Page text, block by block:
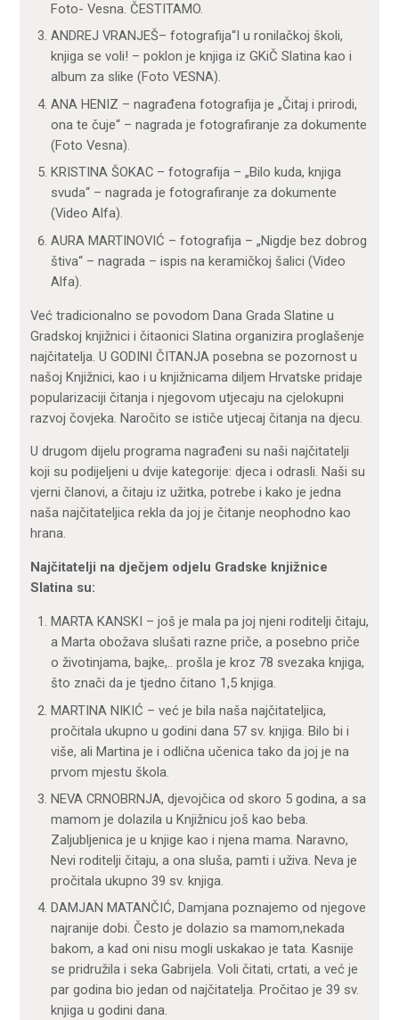
Foto- Vesna. ČESTITAMO.
ANDREJ VRANJEŠ– fotografija“I u ronilačkoj školi,
knjiga se voli! – poklon je knjiga iz GKiČ Slatina kao i
album za slike (Foto VESNA).
ANA HENIZ – nagrađena fotografija je „Čitaj i prirodi,
ona te čuje“ – nagrada je fotografiranje za dokumente
(Foto Vesna).
KRISTINA ŠOKAC – fotografija – „Bilo kuda, knjiga
svuda“ – nagrada je fotografiranje za dokumente
(Video Alfa).
AURA MARTINOVIĆ – fotografija – „Nigdje bez dobrog
štiva“ – nagrada – ispis na keramičkoj šalici (Video
Alfa).
Već tradicionalno se povodom Dana Grada Slatine u
Gradskoj knjižnici i čitaonici Slatina organizira proglašenje
najčitatelja. U GODINI ČITANJA posebna se pozornost u
našoj Knjižnici, kao i u knjižnicama diljem Hrvatske pridaje
popularizaciji čitanja i njegovom utjecaju na cjelokupni
razvoj čovjeka. Naročito se ističe utjecaj čitanja na djecu.
U drugom dijelu programa nagrađeni su naši najčitatelji
koji su podijeljeni u dvije kategorije: djeca i odrasli. Naši su
vjerni članovi, a čitaju iz užitka, potrebe i kako je jedna
naša najčitateljica rekla da joj je čitanje neophodno kao
hrana.
Najčitatelji na dječjem odjelu Gradske knjižnice
Slatina su:
MARTA KANSKI – još je mala pa joj njeni roditelji čitaju,
a Marta obožava slušati razne priče, a posebno priče
o životinjama, bajke,.. prošla je kroz 78 svezaka knjiga,
što znači da je tjedno čitano 1,5 knjiga.
MARTINA NIKIĆ – već je bila naša najčitateljica,
pročitala ukupno u godini dana 57 sv. knjiga. Bilo bi i
više, ali Martina je i odlična učenica tako da joj je na
prvom mjestu škola.
NEVA CRNOBRNJA, djevojčica od skoro 5 godina, a sa
mamom je dolazila u Knjižnicu još kao beba.
Zaljubljenica je u knjige kao i njena mama. Naravno,
Nevi roditelji čitaju, a ona sluša, pamti i uživa. Neva je
pročitala ukupno 39 sv. knjiga.
DAMJAN MATANČIĆ, Damjana poznajemo od njegove
najranije dobi. Često je dolazio sa mamom,nekada
bakom, a kad oni nisu mogli uskakao je tata. Kasnije
se pridružila i seka Gabrijela. Voli čitati, crtati, a već je
par godina bio jedan od najčitatelja. Pročitao je 39 sv.
knjiga u godini dana.